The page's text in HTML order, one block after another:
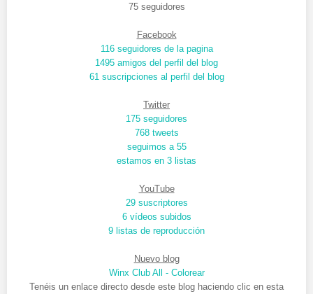
75 seguidores
Facebook
116 seguidores de la pagina
1495 amigos del perfil del blog
61 suscripciones al perfil del blog
Twitter
175 seguidores
768 tweets
seguimos a 55
estamos en 3 listas
YouTube
29 suscriptores
6 vídeos subidos
9 listas de reproducción
Nuevo blog
Winx Club All - Colorear
Tenéis un enlace directo desde este blog haciendo clic en esta